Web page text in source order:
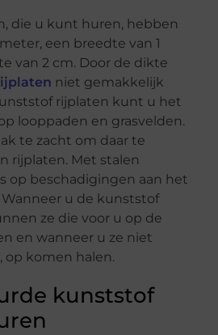
die u kunt huren, hebben
een breedte van 1
van 2 cm. Door de dikte
niet gemakkelijk
rijplaten kunt u het
looppaden en grasvelden.
te zacht om daar te
rijplaten. Met stalen
op beschadigingen aan het
u de kunststof
ze die voor u op de
en wanneer u ze niet
op komen halen.
kunststof